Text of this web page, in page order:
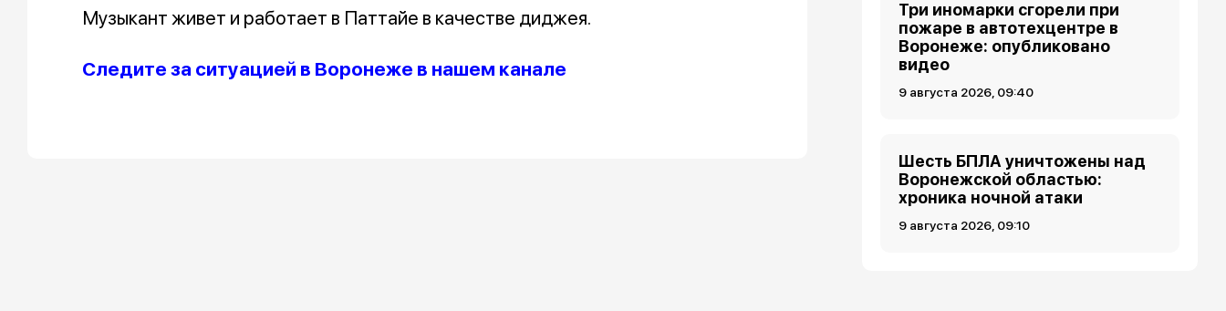
Музыкант живет и работает в Паттайе в качестве диджея.
Следите за ситуацией в Воронеже в нашем канале
Три иномарки сгорели при
пожаре в автотехцентре в
Воронеже: опубликовано
видео
9 августа 2026, 09:40
Шесть БПЛА уничтожены над
Воронежской областью:
хроника ночной атаки
9 августа 2026, 09:10